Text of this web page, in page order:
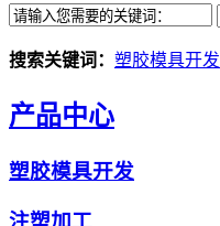
搜索关键词： 塑胶模具开发
产品中心
塑胶模具开发